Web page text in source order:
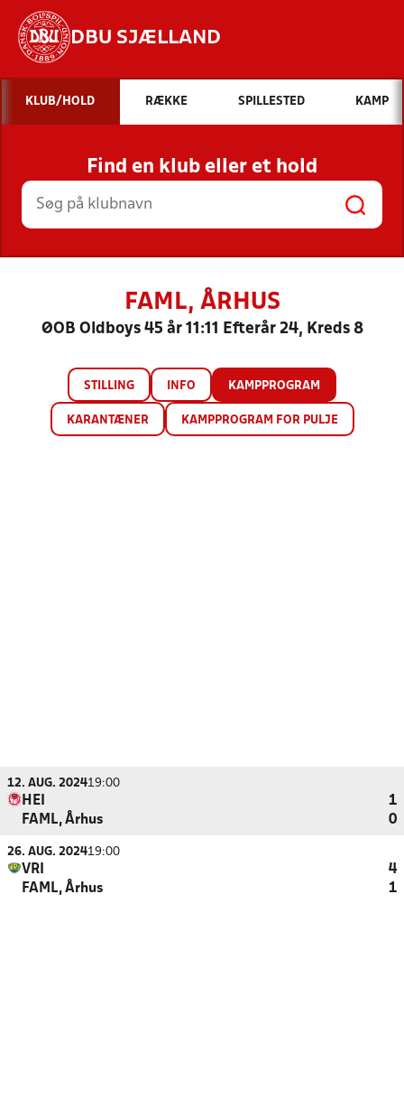
DBU SJÆLLAND
Hvad vil du søge efter?
INDHOLD OG NYHEDER
STILLINGER, RESULTATER, KLUBBER OG
HOLD
KLUB/HOLD RÆKKE SPILLESTED KAMP
Find en klub eller et hold
FAML, ÅRHUS
ØOB Oldboys 45 år 11:11 Efterår 24, Kreds 8
STILLING INFO KAMPPROGRAM
KARANTÆNER KAMPPROGRAM FOR PULJE
12. AUG. 202419:00
HEI
1
FAML, Århus
0
26. AUG. 202419:00
VRI
4
FAML, Århus
1